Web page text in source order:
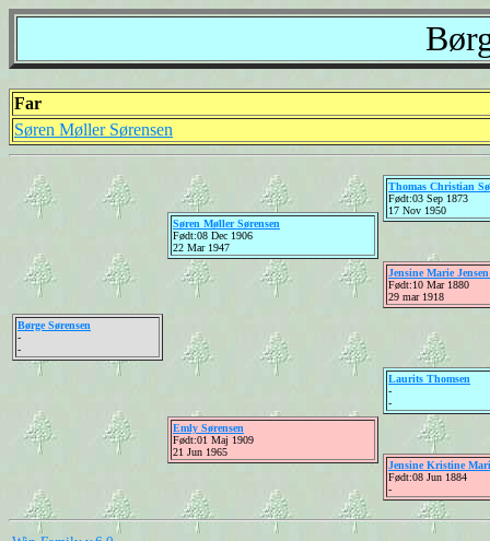
Far
Søren Møller Sørensen
Børge Sørensen
-
-
Søren Møller Sørensen
Født:08 Dec 1906
22 Mar 1947
Emly Sørensen
Født:01 Maj 1909
21 Jun 1965
Thomas Christian
Født:03 Sep 1873
17 Nov 1950
Jensine Marie
Født:10 Mar 1880
29 mar 1918
Laurits Thomsen
-
-
Jensine Kristine
Født:08 Jun 1884
-